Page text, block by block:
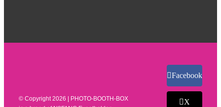
© Copyright2026 | PHOTO-BOOTH-BOX
Facebook
X